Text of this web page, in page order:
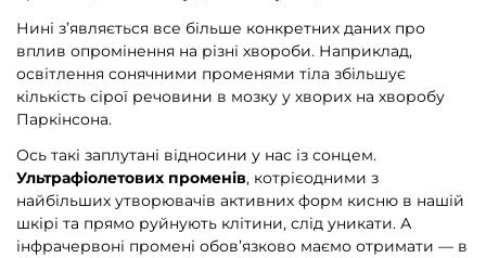
Нині з’являється все більше конкретних даних про
вплив опромінення на різні хвороби. Наприклад,
освітлення сонячними променями тіла збільшує
кількість сірої речовини в мозку у хворих на хворобу
Паркінсона.
Ось такі заплутані відносини у нас із сонцем.
Ультрафіолетових променів, котрієодними з
найбільших утворювачів активних форм кисню в нашій
шкірі та прямо руйнують клітини, слід уникати. А
інфрачервоні промені обов’язково маємо отримати — в